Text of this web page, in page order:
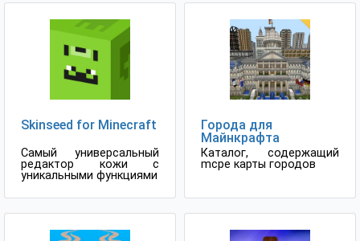
Skinseed for Minecraft
Самый универсальный
редактор кожи с
уникальными функциями
Города для
Майнкрафта
Каталог, содержащий
mcpe карты городов